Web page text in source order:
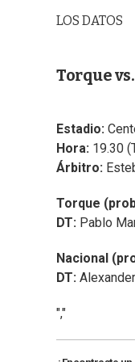
LOS DATOS
Torque
Estadio:
Hora: 19.30
Árbitro:
Torque
DT: Pablo
Nacional
DT:
","